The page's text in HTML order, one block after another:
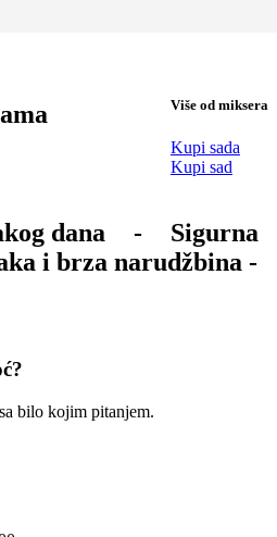
Više od miksera
Kupi sada
Kupi sad
dana -
Sigurna
i brza narudžbina -
bilo kojim pitanjem.